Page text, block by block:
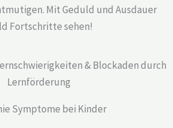
Mit Geduld und Ausdauer
Fortschritte sehen!
Symptome bei Kinder